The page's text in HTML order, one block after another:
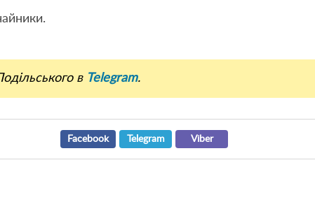
в Telegram.
Facebook Telegram Viber